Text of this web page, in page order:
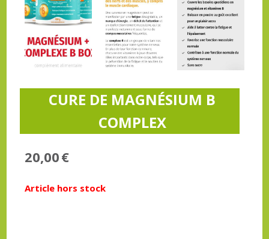
CURE DE MAGNÉSIUM B
COMPLEX
20,00€
Article hors stock